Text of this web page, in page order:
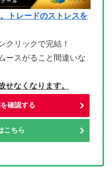
トレードのストレスを
クリックで完結！
ースがること間違いな
せなくなります。
確認する
こちら